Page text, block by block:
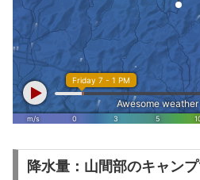
降水量：山間部のキャン